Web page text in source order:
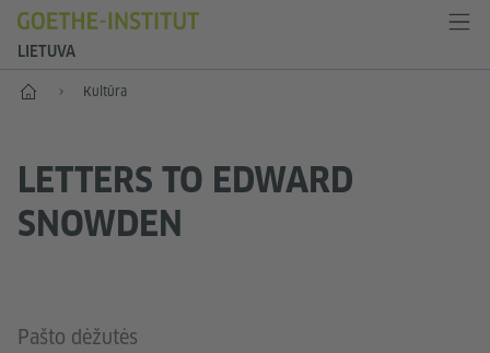
LIETUVA
Pradžia Kultūra
LETTERS TO EDWARD
SNOWDEN
Pašto dėžutės